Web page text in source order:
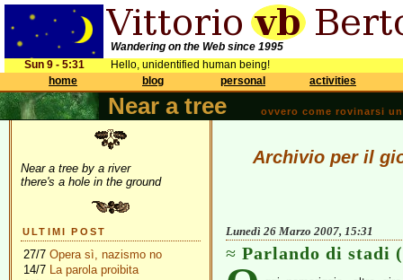
Wandering on the Web since 1995
Sun 9 - 5:31
Hello, unidentified human being!
home
blog personal activities
Near a tree ovvero come rovinarsi
Near a tree by a river
there's a hole in the ground
ULTIMI POST
27/7 Opera sì, nazismo no
14/7 La parola proibita
Archivio per il
Lunedì 26 Marzo 2007, 15:31
Parlando di stadi